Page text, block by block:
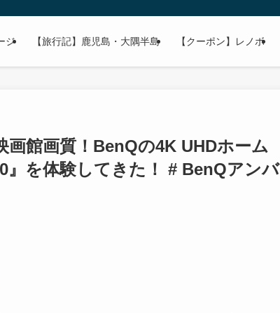
ジ 【旅行記】鹿児島・大隅半島 【クーポン】レノボ
画館画質！BenQの4K UHDホーム
』を体験してきた！ # BenQアンバ